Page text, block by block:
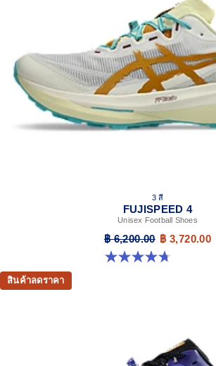
One of our most energetic midsole foams
complemented with cloud-like softness
energy return in each step.
Rock protection plate
Features a flexible design that helps
rocks and rugged terrain.
ASICSGRIP™ outsole rubber
ASICS proprietary outsole that provides
The sockliner is produced with the
process that reduces water usage by
33% and carbon emissions by
compared to the conventional dyeing
3 สี
FUJISPEED 4
Unisex Football Shoes
฿ 6,200.00 ฿ 3,720.00
4.7 จาก 5 ดาว 67 รีวิว
สินค้าลดราคา